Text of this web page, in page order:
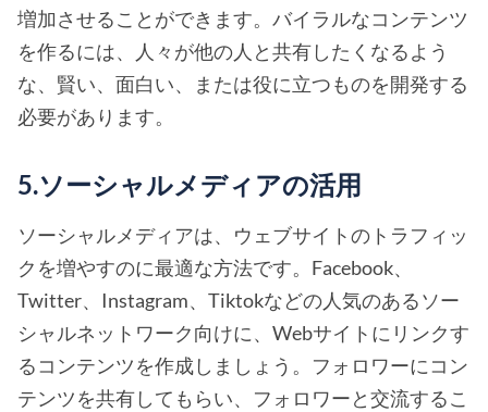
増加させることができます。バイラルなコンテンツ
を作るには、人々が他の人と共有したくなるよう
な、賢い、面白い、または役に立つものを開発する
必要があります。
5.ソーシャルメディアの活用
ソーシャルメディアは、ウェブサイトのトラフィッ
クを増やすのに最適な方法です。Facebook、
Twitter、Instagram、Tiktokなどの人気のあるソー
シャルネットワーク向けに、Webサイトにリンクす
るコンテンツを作成しましょう。フォロワーにコン
テンツを共有してもらい、フォロワーと交流するこ